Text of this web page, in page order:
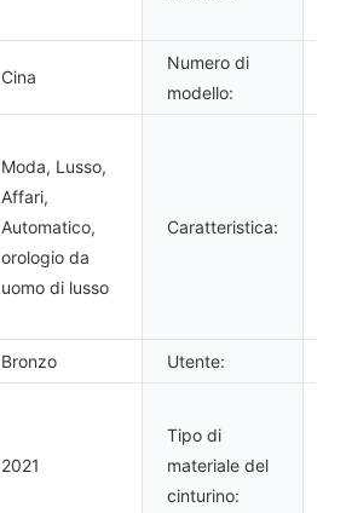
Cina
Numero di
modello:
Moda, Lusso,
Affari,
Automatico,
orologio da
uomo di lusso
Caratteristica:
Bronzo Utente:
2021
Tipo di
materiale del
cinturino: